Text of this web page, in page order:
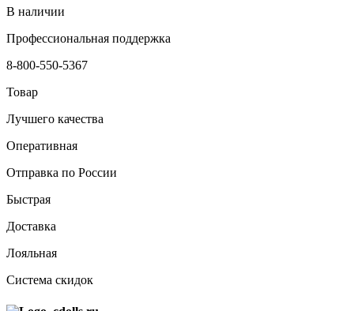
В наличии
Профессиональная поддержка
8-800-550-5367
Товар
Лучшего качества
Оперативная
Отправка по России
Быстрая
Доставка
Лояльная
Система скидок